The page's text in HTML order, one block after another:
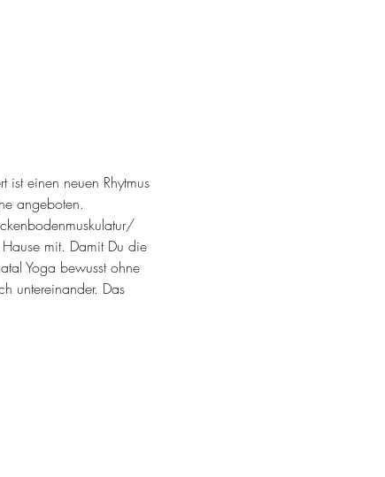
einen neuen Rhytmus
angeboten.
mit. Damit Du die
Yoga bewusst ohne
untereinander. Das